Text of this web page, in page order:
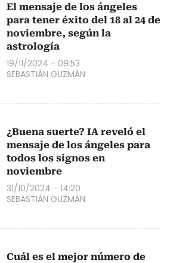
El mensaje de los ángeles
para tener éxito del 18 al 24 de
noviembre, según la
astrología
19/11/2024 - 09:53
SEBASTIÁN GUZMÁN
¿Buena suerte? IA reveló el
mensaje de los ángeles para
todos los signos en
noviembre
31/10/2024 - 14:20
SEBASTIÁN GUZMÁN
Cuál es el mejor número de